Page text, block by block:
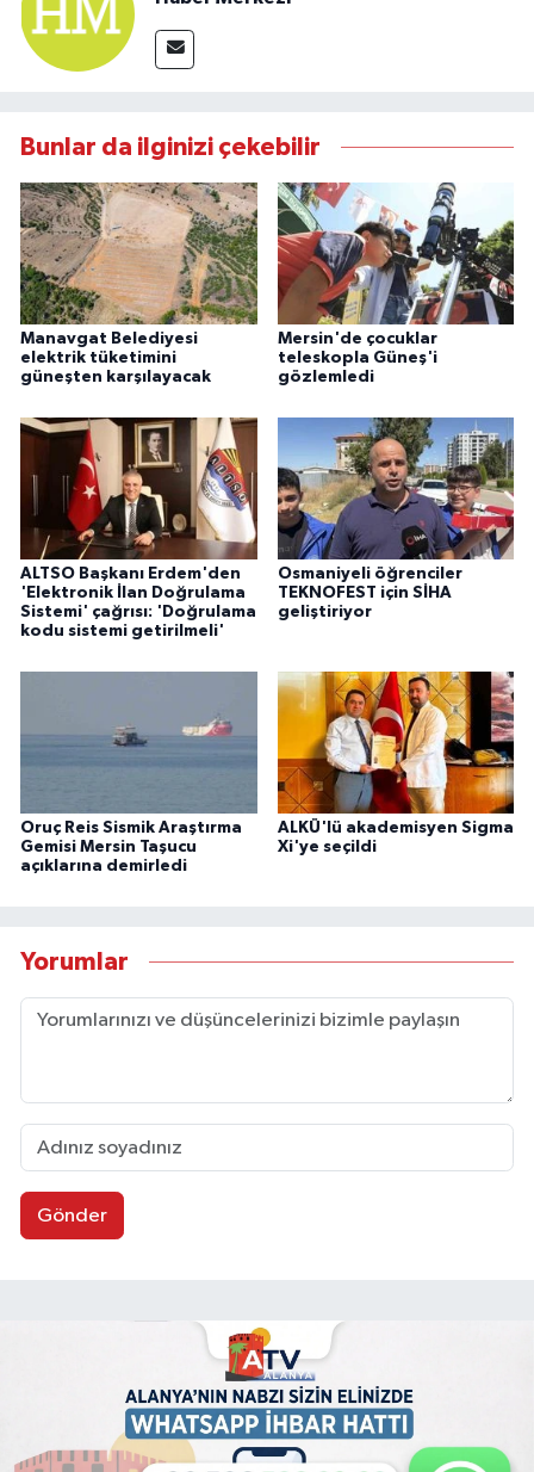
Bunlar da ilginizi çekebilir
Manavgat Belediyesi
elektrik tüketimini
güneşten karşılayacak
Mersin'de çocuklar
teleskopla Güneş'i
gözlemledi
ALTSO Başkanı Erdem'den
'Elektronik İlan Doğrulama
Sistemi' çağrısı: 'Doğrulama
kodu sistemi getirilmeli'
Osmaniyeli öğrenciler
TEKNOFEST için SİHA
geliştiriyor
Oruç Reis Sismik Araştırma
Gemisi Mersin Taşucu
açıklarına demirledi
ALKÜ'lü akademisyen Sigma
Xi'ye seçildi
Yorumlar
Gönder